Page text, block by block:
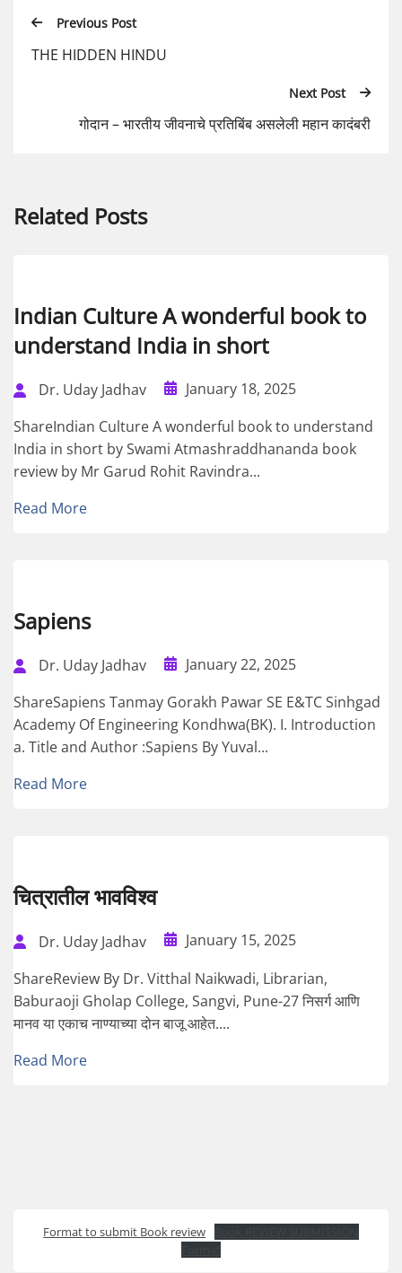
Previous Post
THE HIDDEN HINDU
Next Post
गोदान – भारतीय जीवनाचे प्रतिबिंब असलेली महान कादंबरी
Related Posts
Indian Culture A wonderful book to
understand India in short
Dr. Uday Jadhav
January 18, 2025
ShareIndian Culture A wonderful book to understand
India in short by Swami Atmashraddhananda book
review by Mr Garud Rohit Ravindra...
Read More
Sapiens
Dr. Uday Jadhav
January 22, 2025
ShareSapiens Tanmay Gorakh Pawar SE E&TC Sinhgad
Academy Of Engineering Kondhwa(BK). I. Introduction
a. Title and Author :Sapiens By Yuval...
Read More
चित्रातील भावविश्व
Dr. Uday Jadhav
January 15, 2025
ShareReview By Dr. Vitthal Naikwadi, Librarian,
Baburaoji Gholap College, Sangvi, Pune-27 निसर्ग आणि
मानव या एकाच नाण्याच्या दोन बाजू आहेत....
Read More
Format to submit Book review